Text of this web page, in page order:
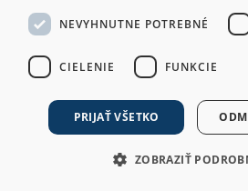
NEVYHNUTNE POTREBNÉ
CIELENIE FUNKCIE
PRIJAŤ VŠETKO
ZOBRAZIŤ